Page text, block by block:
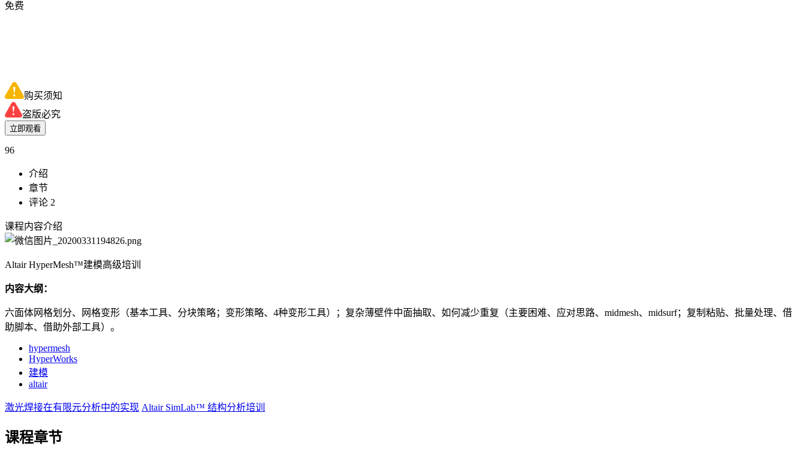
免费
购买须知
盗版必究
立即观看
96
介绍
章节
评论 2
课程内容介绍
Altair HyperMesh™建模高级培训
内容大纲：
六面体网格划分、网格变形（基本工具、分块策略；变形策略、4种变形工具）；复杂薄壁件中面抽取、如何减少重复（主要困难、应对思路、midmesh、midsurf；复制粘贴、批量处理、借
助脚本、借助外部工具）。
hypermesh
HyperWorks
建模
altair
激光焊接在有限元分析中的实现 Altair SimLab™ 结构分析培训
课程章节